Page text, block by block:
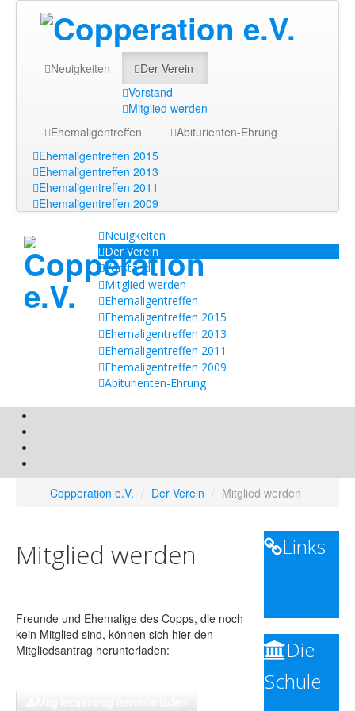
Neuigkeiten
Der Verein
Vorstand
Mitglied werden
Ehemaligentreffen
Ehemaligentreffen 2015
Ehemaligentreffen 2013
Ehemaligentreffen 2011
Ehemaligentreffen 2009
Abiturienten-Ehrung
Neuigkeiten
Der Verein
Vorstand
Mitglied werden
Ehemaligentreffen
Ehemaligentreffen 2015
Ehemaligentreffen 2013
Ehemaligentreffen 2011
Ehemaligentreffen 2009
Abiturienten-Ehrung
Copperation e.V. / Der Verein / Mitglied werden
Mitglied werden
Freunde und Ehemalige des Copps, die noch
kein Mitglied sind, können sich hier den
Mitgliedsantrag herunterladen:
Links
Die
Schule